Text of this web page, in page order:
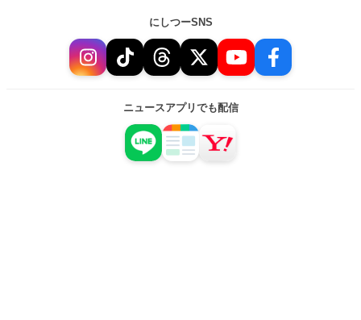
にしつーSNS
ニュースアプリでも配信